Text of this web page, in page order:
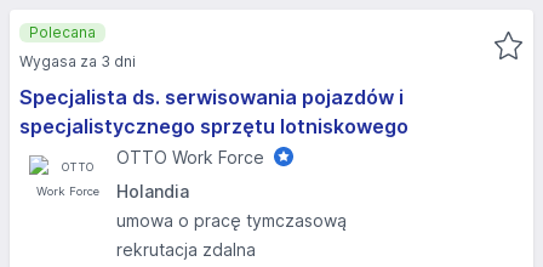
Specjalista ds. serwisowania pojazdów i
specjalistycznego sprzętu lotniskowego
OTTO Work Force
Holandia
umowa o pracę tymczasową
rekrutacja zdalna
Polecana
Wygasa za 3 dni